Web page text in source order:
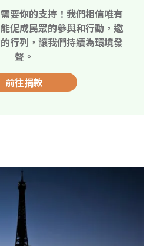
要你的支持！我們相信唯有
促成民眾的參與和行動，邀
行列，讓我們持續為環境發
聲。
前往捐款